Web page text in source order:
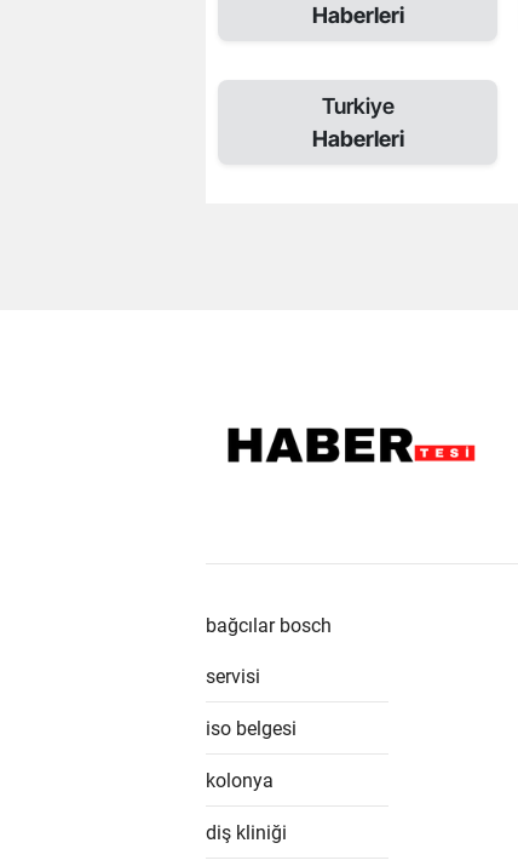
Haberleri
Turkiye
Haberleri
bağcılar bosch
servisi
iso belgesi
kolonya
diş kliniği